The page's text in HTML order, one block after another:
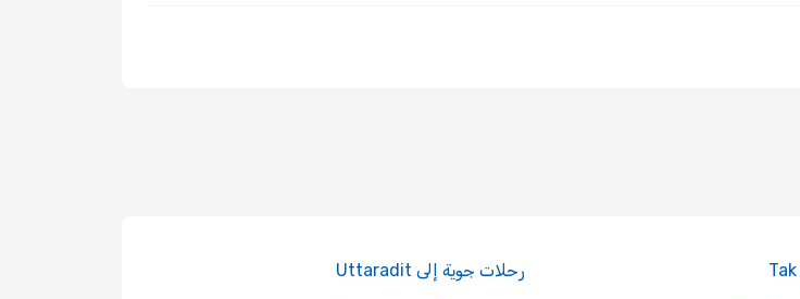
رحلات جوية إلى Uttaradit